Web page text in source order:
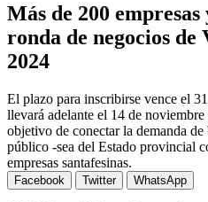
Más de 200
ronda de negocios
2024
El plazo para inscribirse vence el
llevará adelante el 14 de
objetivo de conectar la demanda
público -sea del Estado provincial
empresas santafesinas.
Facebook Twitter WhatsApp